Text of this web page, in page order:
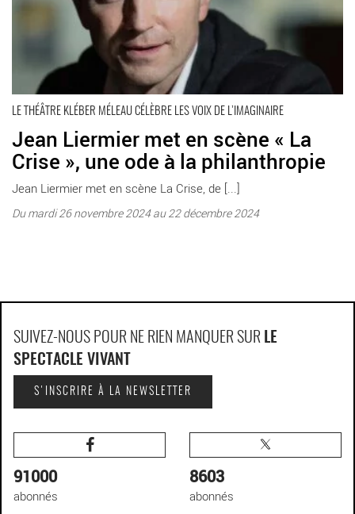
LE THÉÂTRE KLÉBER MÉLEAU CÉLÈBRE LES VOIX DE L’IMAGINAIRE
Jean Liermier met en scène « La
Crise », une ode à la philanthropie
Jean Liermier met en scène La Crise, de [...]
Du mardi 26 novembre 2024 au 22 décembre 2024
SUIVEZ-NOUS POUR NE RIEN MANQUER SUR LE
SPECTACLE VIVANT
S'INSCRIRE À LA NEWSLETTER
91000
abonnés
8603
abonnés